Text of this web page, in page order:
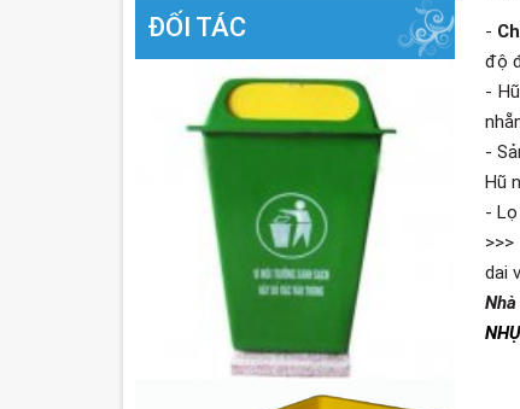
-
độ
-
-
Hũ
-
>>>
dai
ĐỐI TÁC